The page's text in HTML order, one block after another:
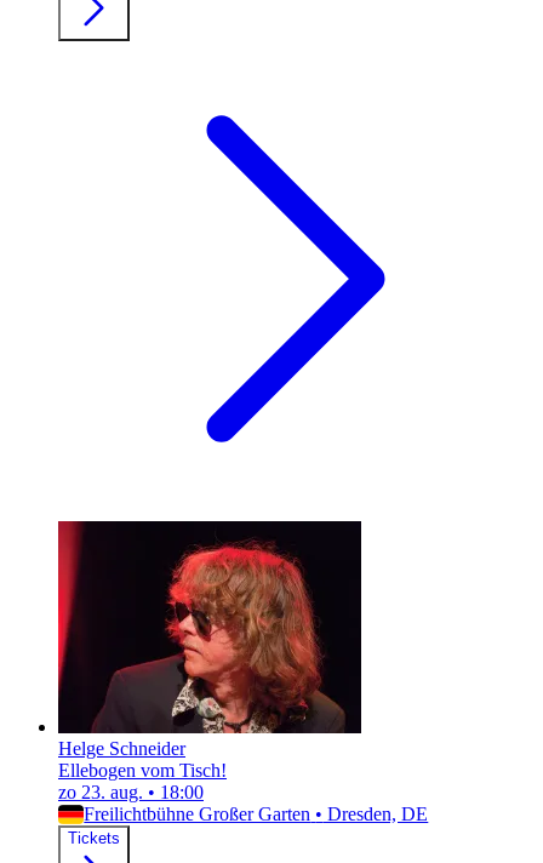
Helge Schneider
Ellebogen vom Tisch!
zo 23. aug. • 18:00
Freilichtbühne Großer Garten • Dresden, DE
Tickets